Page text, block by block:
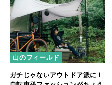
山のフィールド
ガチじゃないアウトドア派に！